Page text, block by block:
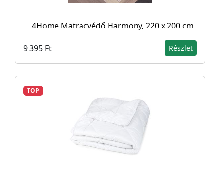
4Home Matracvédő Harmony, 220 x 200 cm
9 395 Ft Részlet
TOP